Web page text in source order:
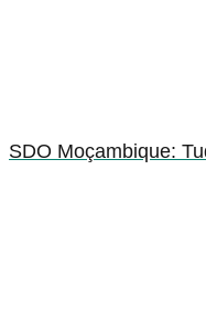
SDO Moçambique: